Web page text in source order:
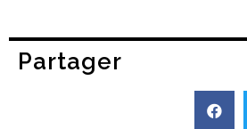
Partager